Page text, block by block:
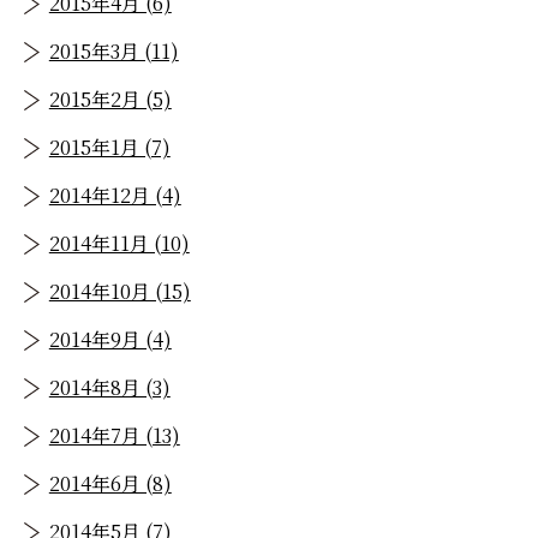
2015年3月 (11)
2015年2月 (5)
2015年1月 (7)
2014年12月 (4)
2014年11月 (10)
2014年10月 (15)
2014年9月 (4)
2014年8月 (3)
2014年7月 (13)
2014年6月 (8)
2014年5月 (7)